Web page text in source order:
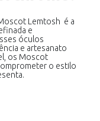
Lemtosh é a
e
óculos
e artesanato
os Moscot
o estilo